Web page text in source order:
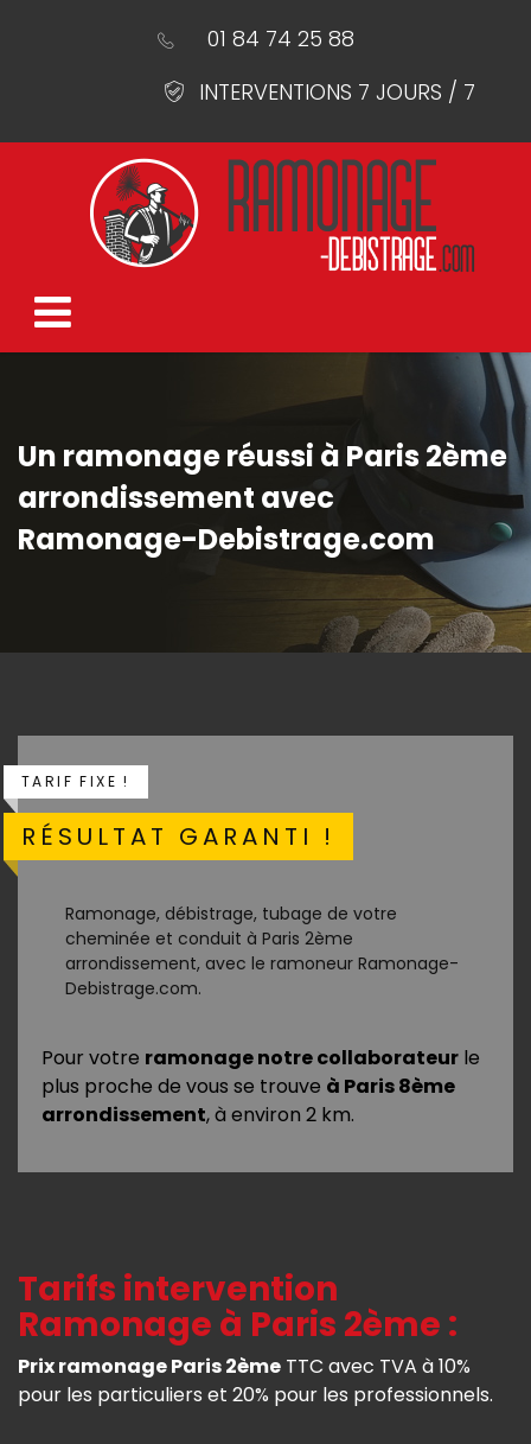
01 84 74 25 88
INTERVENTIONS 7 JOURS / 7
Un ramonage réussi à Paris 2ème
arrondissement avec
Ramonage-Debistrage.com
TARIF FIXE !
RÉSULTAT GARANTI !
Ramonage, débistrage, tubage de votre
cheminée et conduit à Paris 2ème
arrondissement, avec le ramoneur Ramonage-
Debistrage.com.
Pour votre ramonage notre collaborateur le
plus proche de vous se trouve à Paris 8ème
arrondissement, à environ 2 km.
Tarifs intervention
Ramonage à Paris 2ème :
Prix ramonage Paris 2ème TTC avec TVA à 10%
pour les particuliers et 20% pour les professionnels.